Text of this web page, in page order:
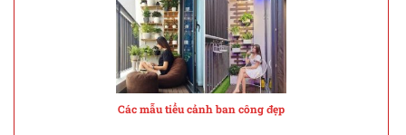
Các mẫu tiểu cảnh ban công đẹp